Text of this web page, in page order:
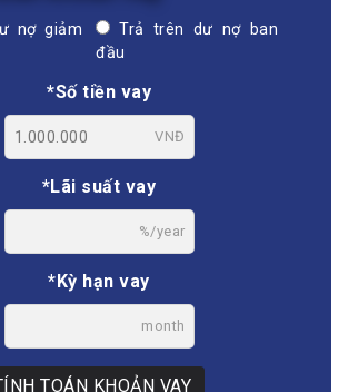
nợ giảm
Trả trên dư nợ ban
đầu
*Số tiền vay
VNĐ
*Lãi suất vay
%/year
*Kỳ hạn vay
month
TOÁN KHOẢN VAY